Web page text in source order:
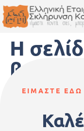
Η
Φαίνεται ότι δεν
ΕΙΜΑΣΤΕ ΕΔΩ